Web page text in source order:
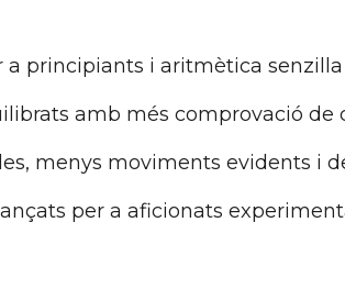
principiants i aritmètica senzilla
amb més comprovació de
menys moviments evidents i
per a aficionats